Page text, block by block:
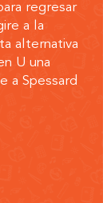
regresar
a la
alternativa
U una
a Spessard